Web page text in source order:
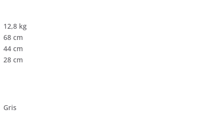
12,8 kg
68 cm
44 cm
28 cm
Gris